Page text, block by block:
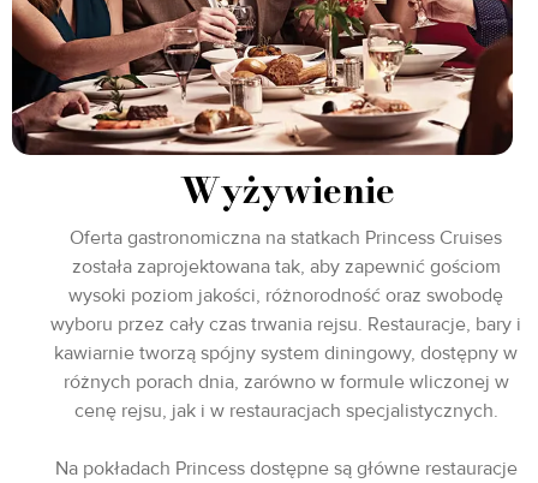
Wyżywienie
Oferta gastronomiczna na statkach Princess Cruises
została zaprojektowana tak, aby zapewnić gościom
wysoki poziom jakości, różnorodność oraz swobodę
wyboru przez cały czas trwania rejsu. Restauracje, bary i
kawiarnie tworzą spójny system diningowy, dostępny w
różnych porach dnia, zarówno w formule wliczonej w
cenę rejsu, jak i w restauracjach specjalistycznych.
Na pokładach Princess dostępne są główne restauracje